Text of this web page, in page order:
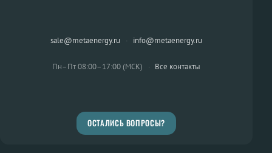
sale@metaenergy.ru · info@metaenergy.ru
Пн–Пт 08:00–17:00 (МСК) · Все контакты
ОСТАЛИСЬ ВОПРОСЫ?